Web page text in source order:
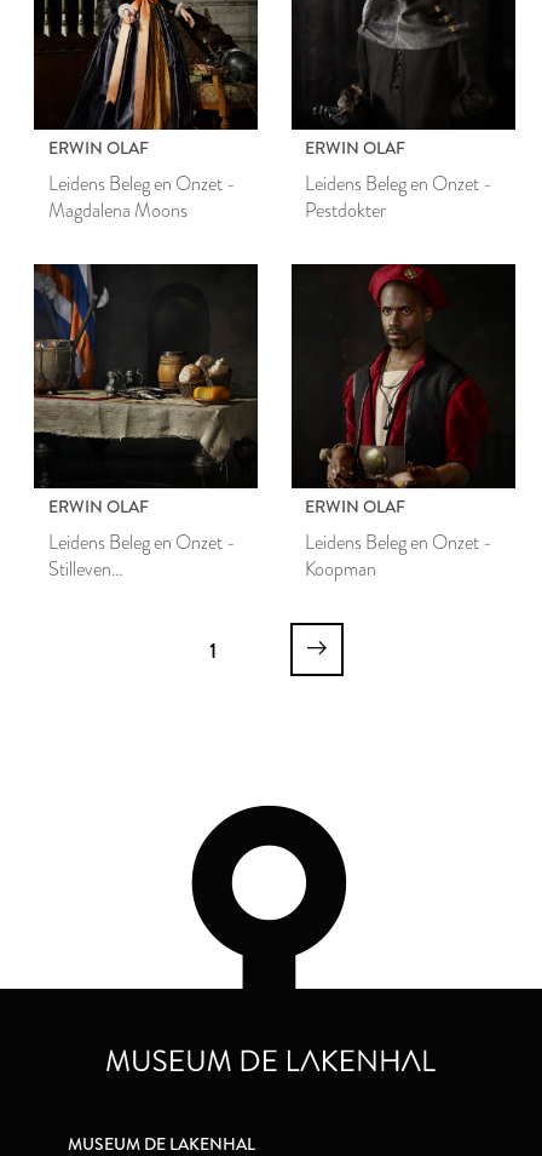
ERWIN OLAF
Leidens Beleg en Onzet -
Magdalena Moons
ERWIN OLAF
Leidens Beleg en Onzet -
Pestdokter
ERWIN OLAF
Leidens Beleg en Onzet -
Stilleven
ERWIN OLAF
Leidens Beleg en Onzet -
Koopman
1
MUSEUM DE LAKENHAL